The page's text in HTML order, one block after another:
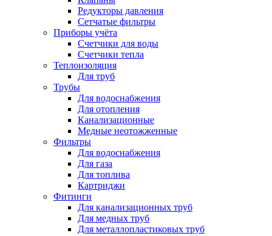
Редукторы давления
Сетчатые фильтры
Приборы учёта
Счетчики для воды
Счетчики тепла
Теплоизоляция
Для труб
Трубы
Для водоснабжения
Для отопления
Канализационные
Медные неотожженные
Фильтры
Для водоснабжения
Для газа
Для топлива
Картриджи
Фитинги
Для канализационных труб
Для медных труб
Для металлопластиковых труб